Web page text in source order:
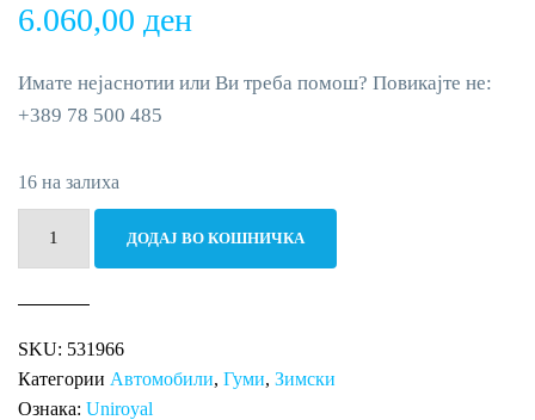
6.060,00 ден
Имате нејаснотии или Ви треба помош? Повикајте не:
+389 78 500 485
16 на залиха
2
количина
ДОДАЈ ВО КОШНИЧКА
SKU: 531966
Категории Автомобили, Гуми, Зимски
Ознака: Uniroyal